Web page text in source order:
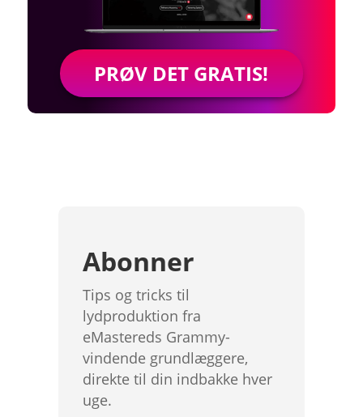
PRØV DET GRATIS!
Abonner
Tips og tricks til
lydproduktion fra
eMastereds Grammy-
vindende grundlæggere,
direkte til din indbakke hver
uge.